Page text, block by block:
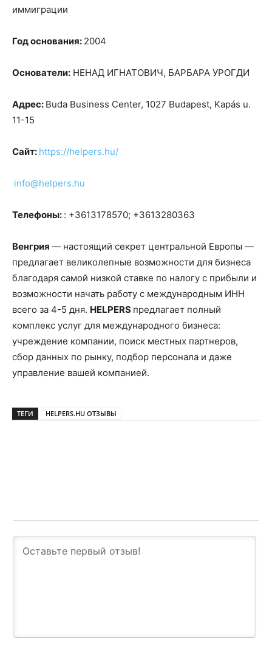
иммиграции
Год основания: 2004
Основатели: НЕНАД ИГНАТОВИЧ, БАРБАРА УРОГДИ
Адрес: Buda Business Center, 1027 Budapest, Kapás u.
11-15
Сайт: https://helpers.hu/
info@helpers.hu
Телефоны: : +3613178570; +3613280363
Венгрия — настоящий секрет центральной Европы —
предлагает великолепные возможности для бизнеса
благодаря самой низкой ставке по налогу с прибыли и
возможности начать работу с международным ИНН
всего за 4-5 дня. HELPERS предлагает полный
комплекс услуг для международного бизнеса:
учреждение компании, поиск местных партнеров,
сбор данных по рынку, подбор персонала и даже
управление вашей компанией.
ТЕГИ HELPERS.HU ОТЗЫВЫ